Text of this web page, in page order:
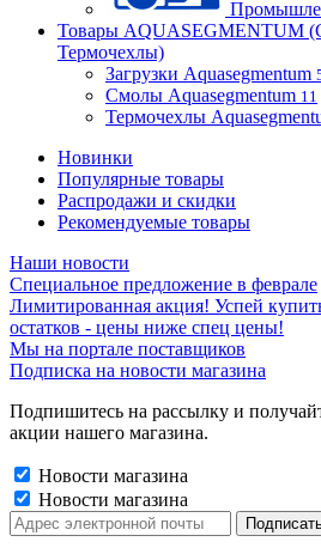
Товары AQUASEGMENTUM
Термочехлы)
Загрузки Aquasegmentum
Смолы Aquasegmentum 11
Термочехлы
Новинки
Популярные товары
Распродажи и скидки
Рекомендуемые товары
Наши новости
Специальное предложение в феврале
Лимитированная акция! Успей
остатков - цены ниже спец цены!
Мы на портале поставщиков
Подписка на новости магазина
Подпишитесь на рассылку и
акции нашего магазина.
Новости магазина
Новости магазина